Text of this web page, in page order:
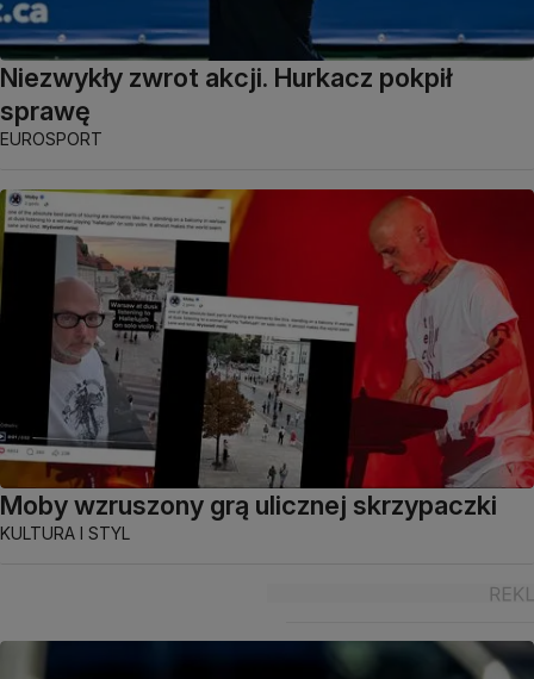
Niezwykły zwrot akcji. Hurkacz pokpił
sprawę
EUROSPORT
Moby wzruszony grą ulicznej skrzypaczki
KULTURA I STYL